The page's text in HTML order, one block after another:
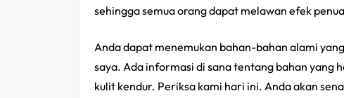
sehingga semua orang dapat melawan efek
Anda dapat menemukan bahan-bahan alami
saya. Ada informasi di sana tentang bahan yang
kulit kendur. Periksa kami hari ini. Anda akan